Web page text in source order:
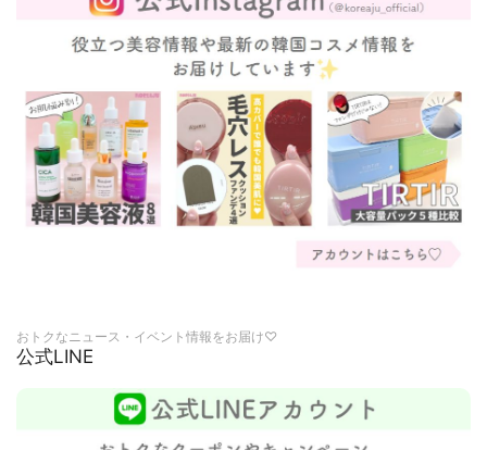
公式LINE
おトクなニュース・イベント情報をお届け♡